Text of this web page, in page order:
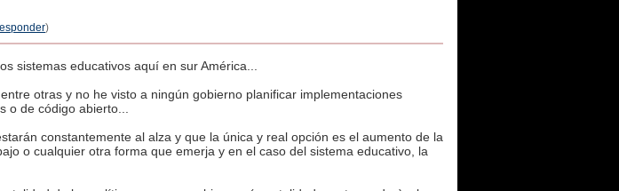
)
sistemas educativos aquí en sur América...
otras y no he visto a ningún gobierno planificar implementaciones
o de código abierto...
constantemente al alza y que la única y real opción es el aumento de la
o cualquier otra forma que emerja y en el caso del sistema educativo, la